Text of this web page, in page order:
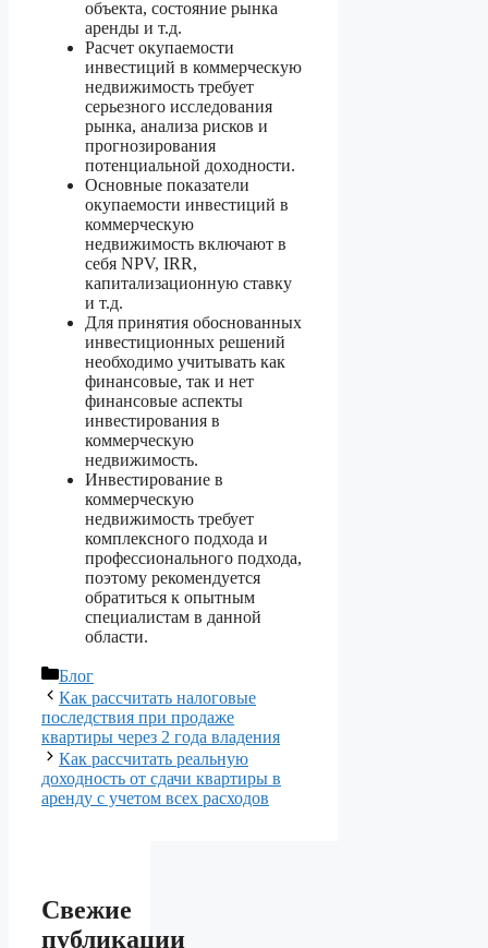
объекта, состояние рынка
аренды и т.д.
Расчет окупаемости
инвестиций в коммерческую
недвижимость требует
серьезного исследования
рынка, анализа рисков и
прогнозирования
потенциальной доходности.
Основные показатели
окупаемости инвестиций в
коммерческую
недвижимость включают в
себя NPV, IRR,
капитализационную ставку
и т.д.
Для принятия обоснованных
инвестиционных решений
необходимо учитывать как
финансовые, так и нет
финансовые аспекты
инвестирования в
коммерческую
недвижимость.
Инвестирование в
коммерческую
недвижимость требует
комплексного подхода и
профессионального подхода,
поэтому рекомендуется
обратиться к опытным
специалистам в данной
области.
Рубрики
Блог
Как рассчитать налоговые
последствия при продаже
квартиры через 2 года владения
Как рассчитать реальную
доходность от сдачи квартиры в
аренду с учетом всех расходов
Свежие
публикации